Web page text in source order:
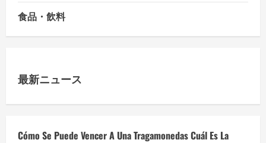
食品・飲料
最新ニュース
Cómo Se Puede Vencer A Una Tragamonedas Cuál Es La